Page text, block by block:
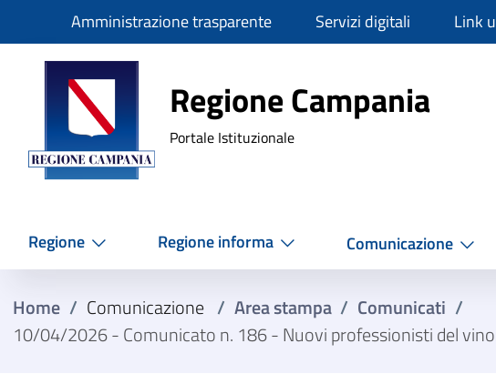
SlimAmministrazione trasparente Servizi digitali Link
Regione
Regione Campania
Portale Istituzionale
Regione Regione informa Comunicazione
Home / Comunicazione / Area stampa / Comunicati /
10/04/2026 - Comunicato n. 186 - Nuovi professionisti del